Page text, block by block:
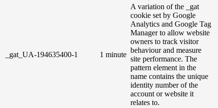
_gat_UA-194635400-1 1 minute
A variation of the _gat
cookie set by Google
Analytics and Google Tag
Manager to allow website
owners to track visitor
behaviour and measure
site performance. The
pattern element in the
name contains the unique
identity number of the
account or website it
relates to.